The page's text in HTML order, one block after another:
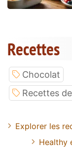
Recettes
Chocolat
Recettes
Explorer les
Healthy